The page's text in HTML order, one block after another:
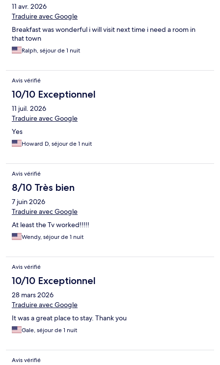
11 avr. 2026
Traduire avec Google
Breakfast was wonderful i will visit next time i need a room in
that town
Ralph, séjour de 1 nuit
Avis vérifié
10/10 Exceptionnel
11 juil. 2026
Traduire avec Google
Yes
Howard D, séjour de 1 nuit
Avis vérifié
8/10 Très bien
7 juin 2026
Traduire avec Google
At least the Tv worked!!!!!
Wendy, séjour de 1 nuit
Avis vérifié
10/10 Exceptionnel
28 mars 2026
Traduire avec Google
It was a great place to stay. Thank you
Gale, séjour de 1 nuit
Avis vérifié